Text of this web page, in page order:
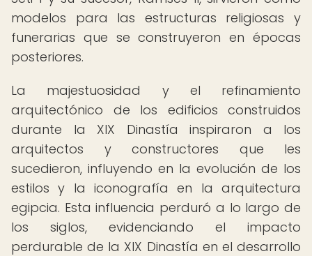
modelos para las estructuras religiosas y
funerarias que se construyeron en épocas
posteriores.
La majestuosidad y el refinamiento
arquitectónico de los edificios construidos
durante la XIX Dinastía inspiraron a los
arquitectos y constructores que les
sucedieron, influyendo en la evolución de los
estilos y la iconografía en la arquitectura
egipcia. Esta influencia perduró a lo largo de
los siglos, evidenciando el impacto
perdurable de la XIX Dinastía en el desarrollo